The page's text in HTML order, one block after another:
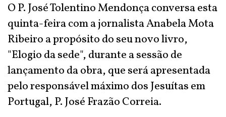
O P. José Tolentino Mendonça conversa esta
quinta-feira com a jornalista Anabela Mota
Ribeiro a propósito do seu novo livro,
"Elogio da sede", durante a sessão de
lançamento da obra, que será apresentada
pelo responsável máximo dos Jesuítas em
Portugal, P. José Frazão Correia.